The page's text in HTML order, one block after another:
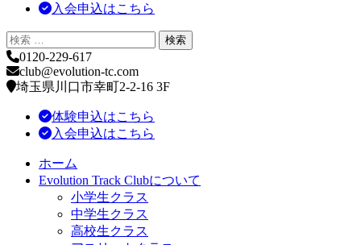
入会申込はこちら
0120-229-617
club@evolution-tc.com
埼玉県川口市幸町2-2-16 3F
体験申込はこちら
入会申込はこちら
ホーム
Evolution Track Clubについて
小学生クラス
中学生クラス
高校生クラス